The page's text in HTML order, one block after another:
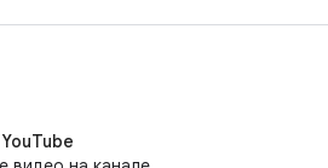
YouTube